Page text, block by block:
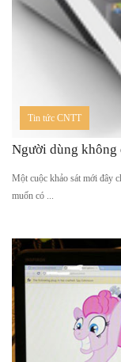
Tin tức CNTT
Người dùng
Một cuộc khảo sát mới đây
muốn có ...